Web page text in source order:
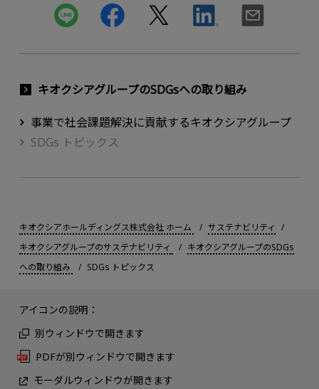
キオクシアグループのSDGsへの取り組み
事業で社会課題解決に貢献するキオクシアグループ
SDGs トピックス
キオクシアホールディングス株式会社 ホーム
サステナビリティ
キオクシアグループのサステナビリティ
キオクシアグループのSDGs
への取り組み
SDGs トピックス
アイコンの説明：
別ウィンドウで開きます
PDFが別ウィンドウで開きます
モーダルウィンドウが開きます